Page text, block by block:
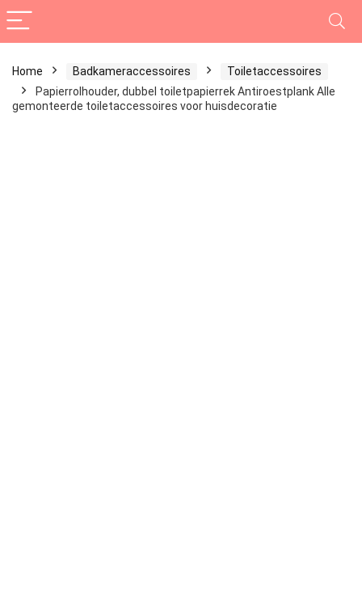
Home Badkameraccessoires
Toiletaccessoires
Papierrolhouder, dubbel toiletpapierrek Antiroestplank Alle
gemonteerde toiletaccessoires voor huisdecoratie